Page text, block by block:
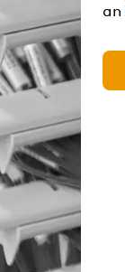
an